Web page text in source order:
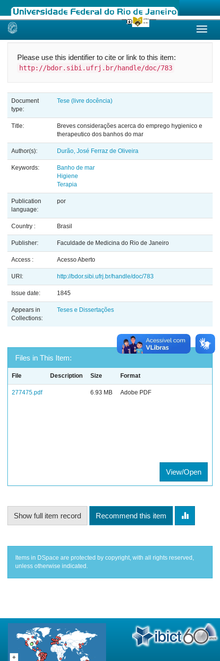
Skip
Please use this identifier to cite or link to this item:
http://bdor.sibi.ufrj.br/handle/doc/783
Document
type:
Tese (livre docência)
Title:
Breves considerações acerca do emprego hygienico e
therapeutico dos banhos do mar
Author(s): Durão, José Ferraz de Oliveira
Keywords:
Banho de mar
Higiene
Terapia
Publication
language:
por
Country : Brasil
Publisher: Faculdade de Medicina do Rio de Janeiro
Access : Acesso Aberto
URI: http://bdor.sibi.ufrj.br/handle/doc/783
Issue date: 1845
Appears in
Collections:
Teses e Dissertações
Files in This Item:
File Description Size Format
277475.pdf 6.93 MB Adobe PDF
View/Open
Show full item record Recommend this item
Items in DSpace are protected by copyright, with all rights reserved,
unless otherwise indicated.